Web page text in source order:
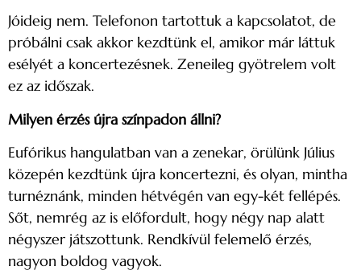
Jóideig nem. Telefonon tartottuk a kapcsolatot, de
próbálni csak akkor kezdtünk el, amikor már láttuk
esélyét a koncertezésnek. Zeneileg gyötrelem volt
ez az időszak.
Milyen érzés újra színpadon állni?
Eufórikus hangulatban van a zenekar, örülünk Július
közepén kezdtünk újra koncertezni, és olyan, mintha
turnéznánk, minden hétvégén van egy-két fellépés.
Sőt, nemrég az is előfordult, hogy négy nap alatt
négyszer játszottunk. Rendkívül felemelő érzés,
nagyon boldog vagyok.